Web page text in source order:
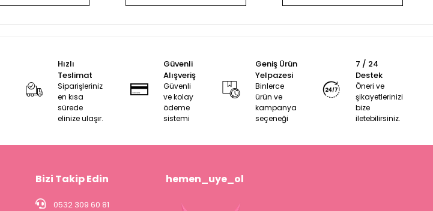
Hızlı
Teslimat
Siparişleriniz
en kısa
sürede
elinize ulaşır.
Güvenli
Alışveriş
Güvenli
ve kolay
ödeme
sistemi
Geniş Ürün
Yelpazesi
Binlerce
ürün ve
kampanya
seçeneği
7 / 24
Destek
Öneri ve
şikayetlerinizi
bize
iletebilirsiniz.
Bizi Takip Edin
0532 309 60 81
hemen_uye_ol